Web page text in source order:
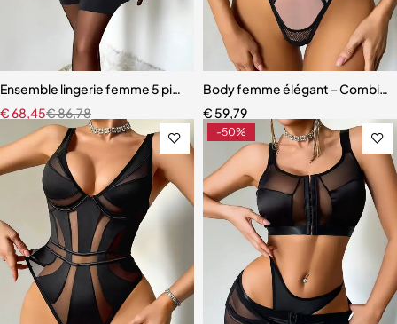
Ensemble lingerie femme 5 pièces – Dentelle brodée avec cache-
€86,78
€68,45
Body femme élégant –
€ 59,79
-50%